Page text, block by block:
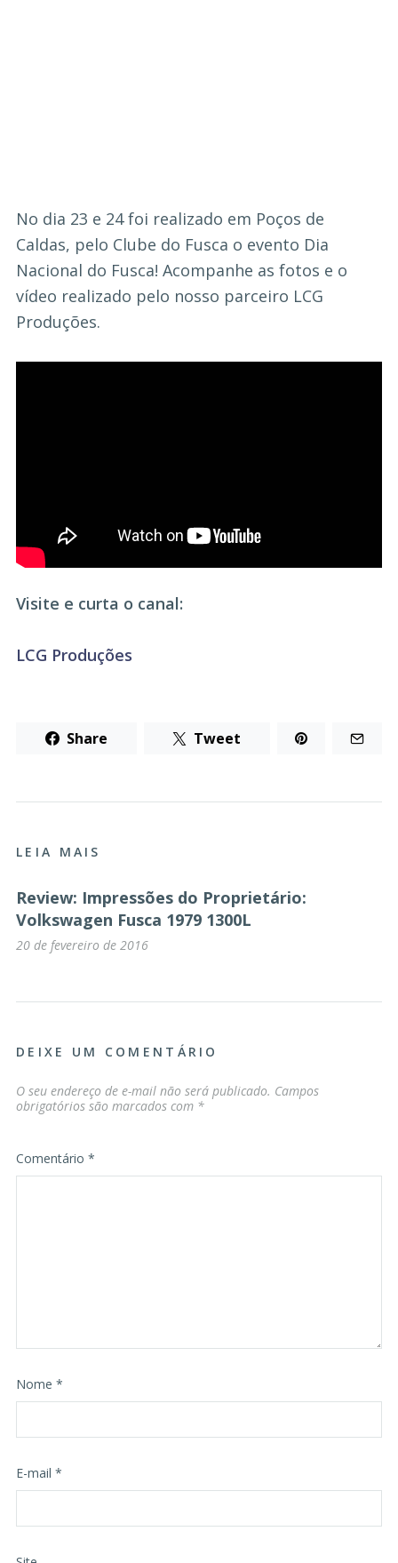
No dia 23 e 24 foi realizado em Poços de
Caldas, pelo Clube do Fusca o evento Dia
Nacional do Fusca! Acompanhe as fotos e o
vídeo realizado pelo nosso parceiro LCG
Produções.
Visite e curta o canal:
LCG Produções
Share Tweet
LEIA MAIS
Review: Impressões do Proprietário:
Volkswagen Fusca 1979 1300L
20 de fevereiro de 2016
DEIXE UM COMENTÁRIO
O seu endereço de e-mail não será publicado. Campos
obrigatórios são marcados com *
Comentário *
Nome *
E-mail *